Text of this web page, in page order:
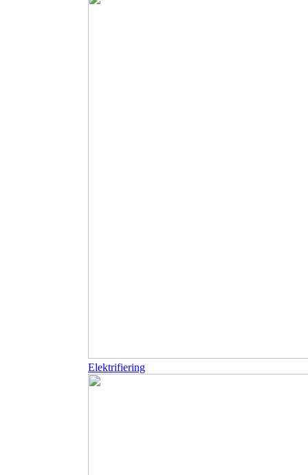
Elektrifiering